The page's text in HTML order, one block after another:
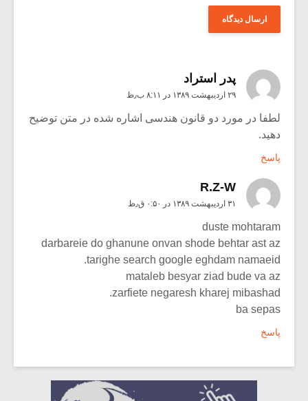
پدر استراد
۲۹ اردیبهشت ۱۳۸۹ در ۸:۱۱ ب٫ظ
لطفا در مورد دو قانون هندسی اشاره شده در متن توضیح
دهید.
پاسخ
R.Z-W
۳۱ اردیبهشت ۱۳۸۹ در ۰:۵۰ ق٫ظ
duste mohtaram
darbareie do ghanune onvan shode behtar ast az
tarighe search google eghdam namaeid.
mataleb besyar ziad bude va az
zarfiete negaresh kharej mibashad.
ba sepas
پاسخ